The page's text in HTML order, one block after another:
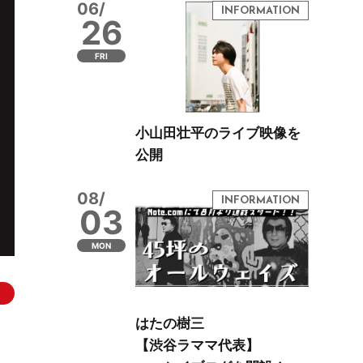
06/
26
FRI
小山田壮平のライブ映像を
公開
08/
03
MON
はたの樹三
【渋谷ラママ代表】